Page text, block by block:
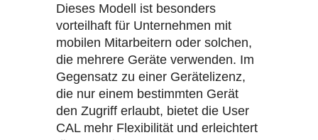
Dieses Modell ist besonders
vorteilhaft für Unternehmen mit
mobilen Mitarbeitern oder solchen,
die mehrere Geräte verwenden. Im
Gegensatz zu einer Gerätelizenz,
die nur einem bestimmten Gerät
den Zugriff erlaubt, bietet die User
CAL mehr Flexibilität und erleichtert